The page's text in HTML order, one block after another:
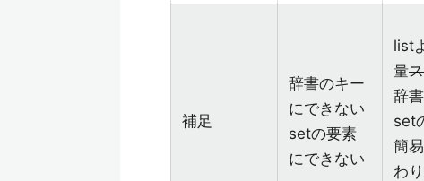
補足
辞書のキー
にできない
setの要素
にできない
list
量
辞
set
簡
わ